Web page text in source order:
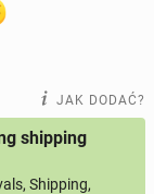
JAK DODAĆ?
shipping
Shipping,